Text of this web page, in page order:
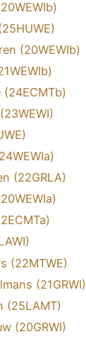
(20WEWIb)
(22GRLA)
(22MTWE)
(21GRWI)
(25LAMT)
(20GRWI)